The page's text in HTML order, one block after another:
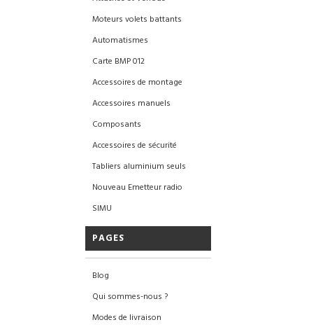
Moteurs volets battants
Automatismes
Carte BMP 012
Accessoires de montage
Accessoires manuels
Composants
Accessoires de sécurité
Tabliers aluminium seuls
Nouveau Emetteur radio
SIMU
PAGES
Blog
Qui sommes-nous ?
Modes de livraison